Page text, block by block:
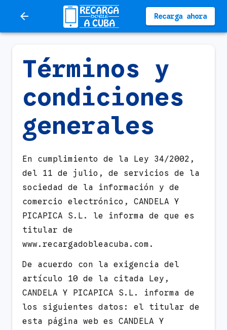
Recarga ahora
Términos y
condiciones
generales
En cumplimiento de la Ley 34/2002,
del 11 de julio, de servicios de la
sociedad de la información y de
comercio electrónico, CANDELA Y
PICAPICA S.L. le informa de que es
titular de
www.recargadobleacuba.com.
De acuerdo con la exigencia del
artículo 10 de la citada Ley,
CANDELA Y PICAPICA S.L. informa de
los siguientes datos: el titular de
esta página web es CANDELA Y